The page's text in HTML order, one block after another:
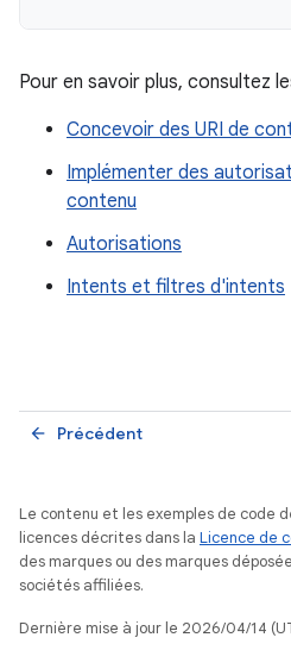
Pour en savoir plus, consultez
Concevoir des URI de
Implémenter des
contenu
Autorisations
Intents et filtres d'intents
Précédent
arrow_back
Le contenu et les exemples de code
licences décrites dans la Licence de
des marques ou des marques
sociétés affiliées.
Dernière mise à jour le 2026/04/14